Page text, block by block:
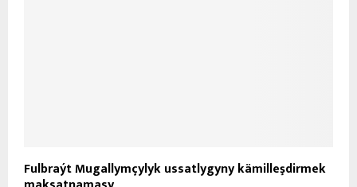
Fulbraýt Mugallymçylyk ussatlygyny kämilleşdirmek